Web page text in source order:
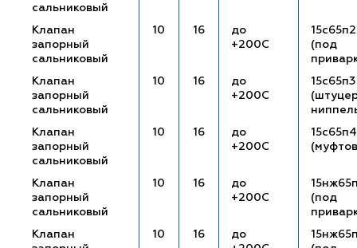
сальниковый
Клапан
запорный
сальниковый
10 16
до
+200С
15с65п2
(под
Клапан
запорный
сальниковый
10 16
до
+200С
15с65п3
Клапан
запорный
сальниковый
10 16
до
+200С
15с65п4
Клапан
запорный
сальниковый
10 16
до
+200С
(под
Клапан
10 16
до